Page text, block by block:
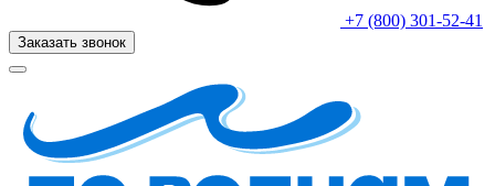
+7 (800) 301-52-41
Заказать звонок